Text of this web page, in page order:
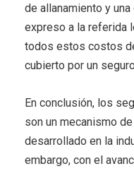
de allanamiento y
expreso a la referida
todos estos costos
cubierto por un
En conclusión, los
son un mecanismo
desarrollado en la
embargo, con el